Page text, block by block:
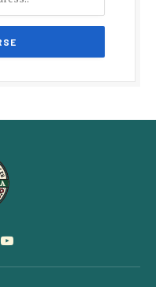
YouTube